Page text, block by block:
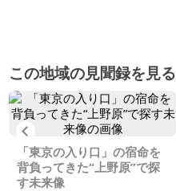
この地域の見聞録を見る
Previous
「東京の入り口」の宿命を
背負ってきた“上野原”で探
す未来像